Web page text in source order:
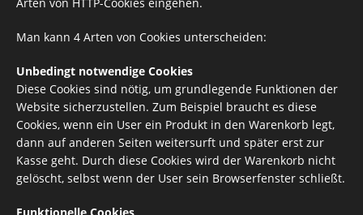
Man kann 4 Arten von Cookies unterscheiden:
Unbedingt notwendige Cookies
Diese Cookies sind nötig, um grundlegende Funktionen der
Website sicherzustellen. Zum Beispiel braucht es diese
Cookies, wenn ein User ein Produkt in den Warenkorb legt,
dann auf anderen Seiten weitersurft und später erst zur
Kasse geht. Durch diese Cookies wird der Warenkorb nicht
gelöscht, selbst wenn der User sein Browserfenster schließt.